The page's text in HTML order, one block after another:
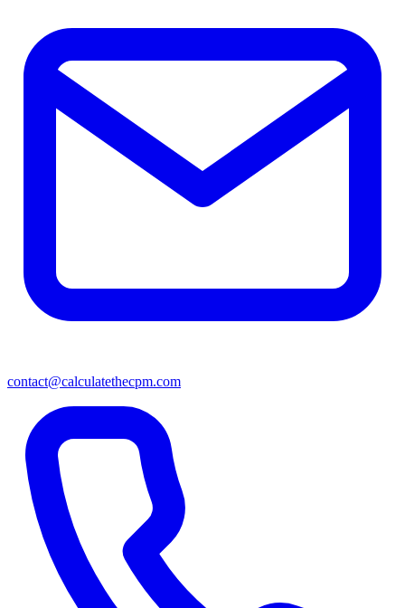
contact@calculatethecpm.com